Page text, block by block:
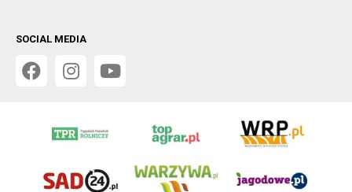
SOCIAL MEDIA